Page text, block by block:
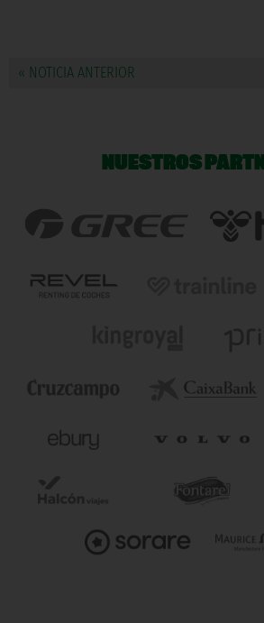
« NOTICIA ANTERIOR
NUESTROS